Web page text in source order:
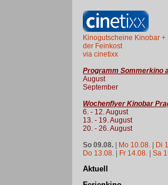
Kinogutscheine Kinobar +
der Feinkost
via cinetixx
Programm Sommerkino
August
September
Wochenflyer Kinobar
6. - 12. August
13. - 19. August
20. - 26. August
So 09.08. | Mo 10.08. | Di
Do 13.08. | Fr 14.08. |Sa
Aktuell